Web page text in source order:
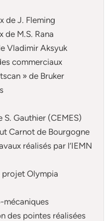
de J. Fleming
de M.S. Rana
Vladimir Aksyuk
commerciaux
» de Bruker
S. Gauthier (CEMES)
Carnot de Bourgogne
réalisés par l’IEMN
projet Olympia
mécaniques
des pointes réalisées